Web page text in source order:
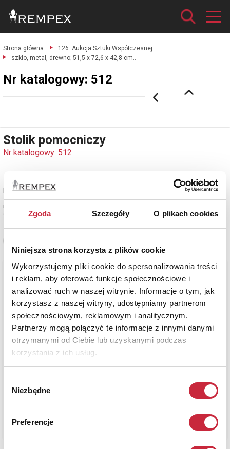
Zgoda Szczegóły O plikach cookies
Niniejsza strona korzysta z plików cookie
Wykorzystujemy pliki cookie do spersonalizowania treści
i reklam, aby oferować funkcje społecznościowe i
analizować ruch w naszej witrynie. Informacje o tym, jak
korzystasz z naszej witryny, udostępniamy partnerom
społecznościowym, reklamowym i analitycznym.
Partnerzy mogą połączyć te informacje z innymi danymi
otrzymanymi od Ciebie lub uzyskanymi podczas
korzystania z ich usług.
zgody
Niezbędne
Preferencje
Strona główna
126. Aukcja Sztuki Współczesnej
szkło, metal, drewno; 51,5 x 72,6 x 42,8 cm..
Nr katalogowy: 512
Stolik pomocniczy
Nr katalogowy: 512
szkło, metal, drewno; 51,5 x 72,6 x 42,8 cm.
Europa Zachodnia (Francja ?), poł. XX w.
Z prostokątnym szklanym blatem, ujętym w narożnikach kwadratowymi,
metalowymi i niklowanymi okuciami, wsparty na czter
estymacja: 2 300 - 2 700 zł